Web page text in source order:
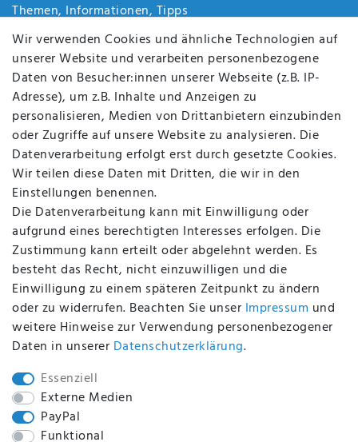
Themen, Informationen, Tipps
Jobs
Über uns
Kontakt
Datenschutz
AGB
FAQ
Batterieentsorgung
Altölverordnung
Impressum
BEQUEM UND SICHER BEZAHLEN MIT
BEI UNS SIND SIE SICHER!
WIR VERSENDEN MIT
Wir verwenden Cookies und ähnliche Technologien auf
unserer Website und verarbeiten personenbezogene
Daten von Besucher:innen unserer Webseite (z.B. IP-
Adresse), um z.B. Inhalte und Anzeigen zu
personalisieren, Medien von Drittanbietern einzubinden
oder Zugriffe auf unsere Website zu analysieren. Die
Datenverarbeitung erfolgt erst durch gesetzte Cookies.
Wir teilen diese Daten mit Dritten, die wir in den
Einstellungen benennen.
Die Datenverarbeitung kann mit Einwilligung oder
aufgrund eines berechtigten Interesses erfolgen. Die
Zustimmung kann erteilt oder abgelehnt werden. Es
besteht das Recht, nicht einzuwilligen und die
Einwilligung zu einem späteren Zeitpunkt zu ändern
oder zu widerrufen. Beachten Sie unser Impressum und
weitere Hinweise zur Verwendung personenbezogener
Daten in unserer Daten­schutz­erklärung.
Essenziell
Externe Medien
PayPal
Funktional